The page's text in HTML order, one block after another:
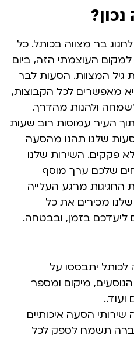
בר מצווה בכותל. כל
העוצמתי הזה, ביום
גיל המצוות. הסעות לבר
מאפשרים לכל הקבוצות,
לשמחה ולהנות מהדרך.
העיר עמוסות רוב שעות
שלנו תהנו מהסעה
פקקים. השירות שלנו
שלכם ערך מוסף
מרגע העלייה
שלנו מכירים את כל
ליעדכם בזמן, ובבטחה.
יתבססו על
מיקום ומספר
ועוד..
הסעה איכותיים
תשמח לספק לכל